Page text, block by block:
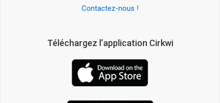
Contactez-nous !
Téléchargez l’application Cirkwi